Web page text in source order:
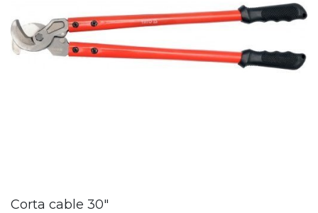
Corta cable 30"